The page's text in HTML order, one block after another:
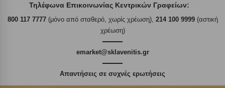
Τηλέφωνα Επικοινωνίας Κεντρικών Γραφείων:
800 117 7777(μόνο από σταθερό, χωρίς χρέωση), 214 100 9999(αστική
χρέωση)
emarket@sklavenitis.gr
Απαντήσεις σε συχνές ερωτήσεις